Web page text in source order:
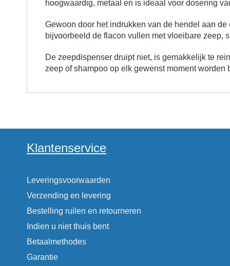
hoogwaardig, metaal en is ideaal voor dosering
Gewoon door het indrukken van de hendel aan
bijvoorbeeld de flacon vullen met vloeibare zeep,
De zeepdispenser druipt niet, is gemakkelijk te
zeep of shampoo op elk gewenst moment worden
Klantenservice
Leveringsvoorwaarden
Verzending en levering
Bestelling ruilen en retourneren
Indien u niet thuis bent
Betaalmethodes
Garantie